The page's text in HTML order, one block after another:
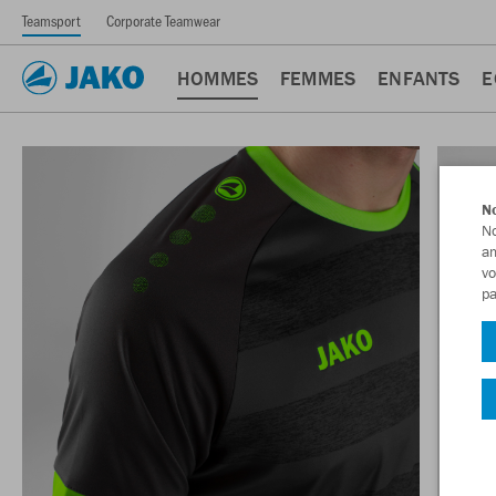
Teamsport Corporate Teamwear
HOMMES FEMMES ENFANTS